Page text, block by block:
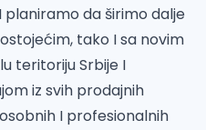
planiramo da širimo dalje
tako I sa novim
teritoriju Srbije I
iz svih prodajnih
I profesionalnih